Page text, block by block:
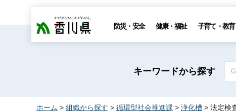
香川県 防災・安全 健康・福祉 子育て・教
キーワードから探す
ホーム > 組織から探す > 循環型社会推進課 > 浄化槽 > 法定検